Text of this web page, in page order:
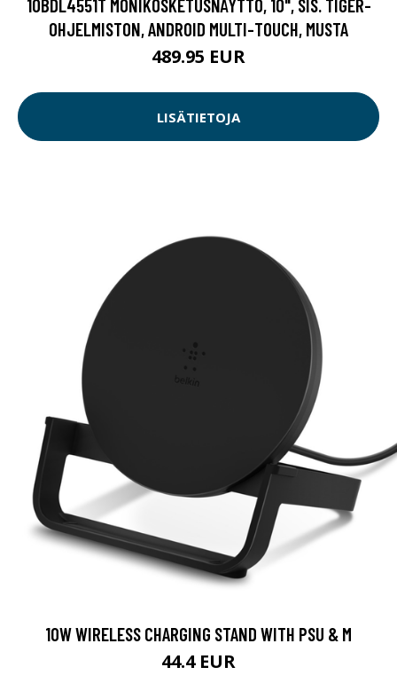
10BDL4551T MONIKOSKETUSNÄYTTÖ, 10", SIS. TIGER-
OHJELMISTON, ANDROID MULTI-TOUCH, MUSTA
489.95 EUR
LISÄTIETOJA
10W WIRELESS CHARGING STAND WITH PSU & M
44.4 EUR